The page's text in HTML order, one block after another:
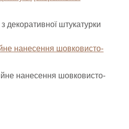
декоративної штукатурки
нанесення шовковисто-